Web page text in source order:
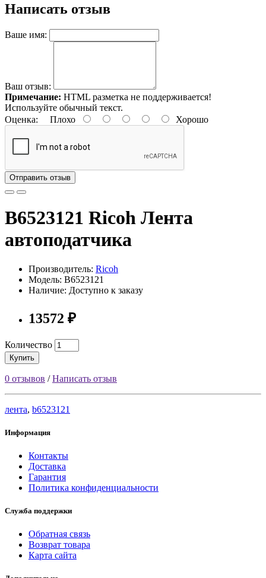
Написать отзыв
Ваше имя:
Ваш отзыв:
Примечание: HTML разметка не поддерживается!
Используйте обычный текст.
Оценка: Плохо Хорошо
Отправить отзыв
B6523121 Ricoh Лента
автоподатчика
Производитель: Ricoh
Модель: B6523121
Наличие: Доступно к заказу
13572 ₽
Количество
Купить
0 отзывов /Написать отзыв
лента, b6523121
Информация
Контакты
Доставка
Гарантия
Политика конфиденциальности
Служба поддержки
Обратная связь
Возврат товара
Карта сайта